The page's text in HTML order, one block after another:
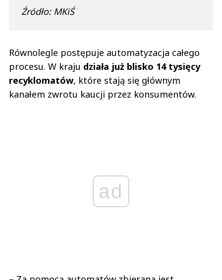
Źródło: MKiŚ
Równolegle postępuje automatyzacja całego
procesu. W kraju działa już blisko 14 tysięcy
recyklomatów, które stają się głównym
kanałem zwrotu kaucji przez konsumentów.
ad